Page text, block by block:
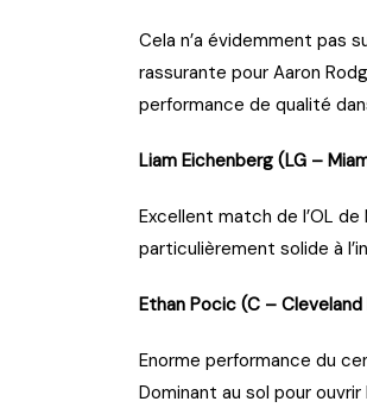
Cela n’a évidemment pas
rassurante pour Aaron
performance de qualité
Liam Eichenberg (LG –
Excellent match de l’OL
particulièrement solide à
Ethan Pocic (C –
Enorme performance du
Dominant au sol pour